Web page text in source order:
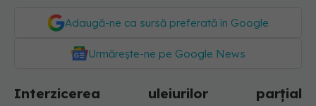
Adaugă-ne ca sursă preferată în Google
Urmărește-ne pe Google News
Interzicerea uleiurilor parțial